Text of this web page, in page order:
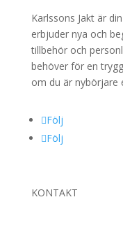
Karlssons Jakt är
erbjuder nya och
tillbehör och
behöver för en
om du är nybörjare
Följ
Följ
KONTAKT